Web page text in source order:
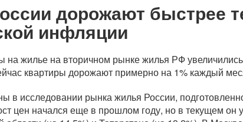
дорожают быстрее
инфляции
на жилье на вторичном рынке жилья РФ
квартиры дорожают примерно на 1% каждый
в исследовании рынка жилья России,
цен начался еще в прошлом году, но в текущем он